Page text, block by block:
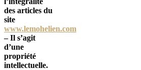
des articles du
site
www.lemohelien.com
– Il s’agit
d’une
propriété
intellectuelle.